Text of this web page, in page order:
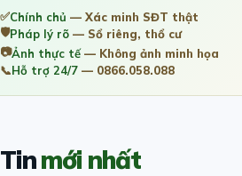
✅Chính chủ — Xác minh SĐT thật
🛡️Pháp lý rõ — Sổ riêng, thổ cư
📷Ảnh thực tế— Không ảnh minh họa
📞Hỗ trợ 24/7 — 0866.058.088
Tinmới nhất